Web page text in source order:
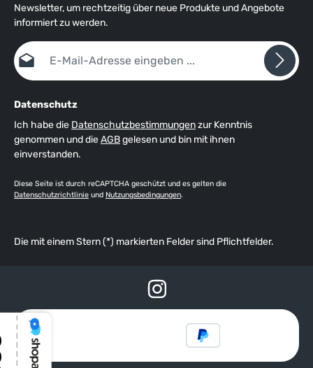
Newsletter, um rechtzeitig über neue Produkte und Angebote
informiert zu werden.
E-Mail-Adresse*
Datenschutz
Ich habe die Datenschutzbestimmungenzur Kenntnis
genommen und dieAGBgelesen und bin mit ihnen
einverstanden.
Diese Seite ist durch reCAPTCHA geschützt und es gelten die
Datenschutzrichtlinie und Nutzungsbedingungen.
Die mit einem Stern (*) markierten Felder sind Pflichtfelder.